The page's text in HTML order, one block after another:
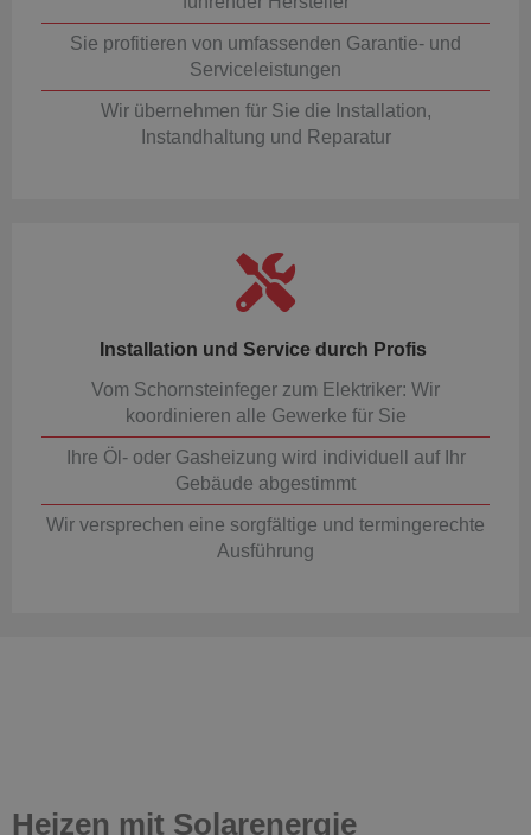
Sie profitieren von umfassenden Garantie- und
Serviceleistungen
Wir übernehmen für Sie die Installation,
Instandhaltung und Reparatur
Installation und Service durch Profis
Vom Schornsteinfeger zum Elektriker: Wir
koordinieren alle Gewerke für Sie
Ihre Öl- oder Gasheizung wird individuell auf Ihr
Gebäude abgestimmt
Wir versprechen eine sorgfältige und termingerechte
Ausführung
Heizen mit Solarenergie